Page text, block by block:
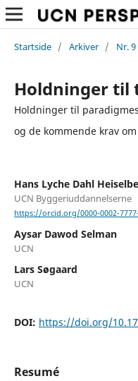
Startside / Arkiver / Nr.
Holdninger
Holdninger til
og de kommende krav
Hans Lyche Dahl
UCN Byggeriuddannelserne
https://orcid.org/0000-0002-
Aysar Dawod Selman
UCN
Lars Søgaard
UCN
DOI: https://doi.org/
Resumé